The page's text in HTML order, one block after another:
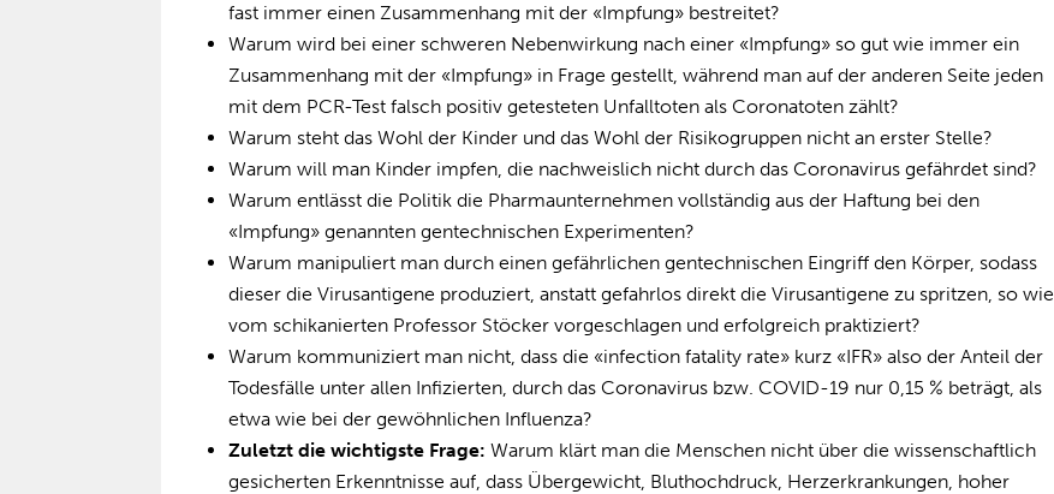
fast immer einen Zusammenhang mit der «Impfung» bestreitet?
Warum wird bei einer schweren Nebenwirkung nach einer «Impfung» so gut wie immer ein
Zusammenhang mit der «Impfung» in Frage gestellt, während man auf der anderen Seite jeden
mit dem PCR-Test falsch positiv getesteten Unfalltoten als Coronatoten zählt?
Warum steht das Wohl der Kinder und das Wohl der Risikogruppen nicht an erster Stelle?
Warum will man Kinder impfen, die nachweislich nicht durch das Coronavirus gefährdet sind?
Warum entlässt die Politik die Pharmaunternehmen vollständig aus der Haftung bei den
«Impfung» genannten gentechnischen Experimenten?
Warum manipuliert man durch einen gefährlichen gentechnischen Eingriff den Körper, sodass
dieser die Virusantigene produziert, anstatt gefahrlos direkt die Virusantigene zu spritzen, so wie
vom schikanierten Professor Stöcker vorgeschlagen und erfolgreich praktiziert?
Warum kommuniziert man nicht, dass die «infection fatality rate» kurz «IFR» also der Anteil der
Todesfälle unter allen Infizierten, durch das Coronavirus bzw. COVID-19 nur 0,15 % beträgt, als
etwa wie bei der gewöhnlichen Influenza?
Zuletzt die wichtigste Frage:Warum klärt man die Menschen nicht über die wissenschaftlich
gesicherten Erkenntnisse auf, dass Übergewicht, Bluthochdruck, Herzerkrankungen, hoher